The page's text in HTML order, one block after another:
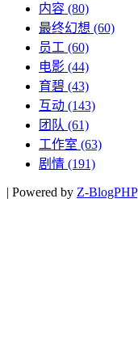
内容 (80)
最终幻想 (60)
员工 (60)
电影 (44)
育碧 (43)
互动 (143)
团队 (61)
工作室 (63)
剧情 (191)
| Powered by Z-BlogPHP